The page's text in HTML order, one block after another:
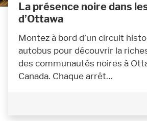
La présence noire dans
d’Ottawa
Montez à bord d’un circuit
autobus pour découvrir la
des communautés noires à
Canada. Chaque arrêt…